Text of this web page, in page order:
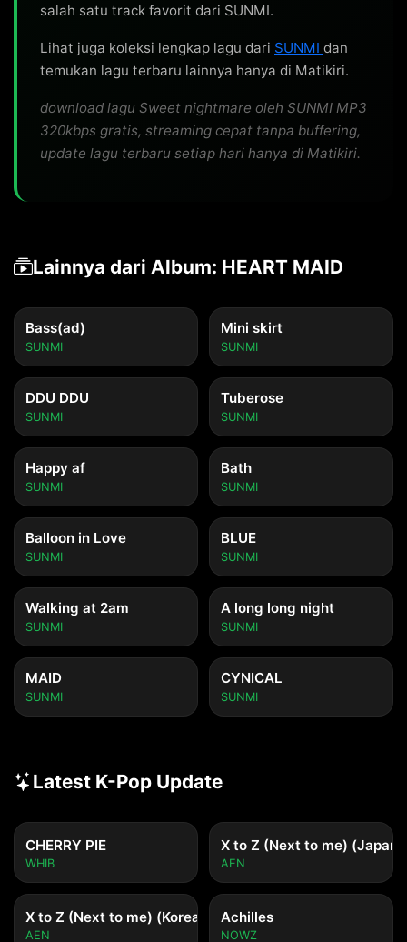
salah satu track favorit dari SUNMI.
Lihat juga koleksi lengkap lagu dari SUNMI dan
temukan lagu terbaru lainnya hanya di Matikiri.
download lagu Sweet nightmare oleh SUNMI MP3
320kbps gratis, streaming cepat tanpa buffering,
update lagu terbaru setiap hari hanya di Matikiri.
Lainnya dari Album: HEART MAID
Bass(ad)
SUNMI
Mini skirt
SUNMI
DDU DDU
SUNMI
Tuberose
SUNMI
Happy af
SUNMI
Bath
SUNMI
Balloon in Love
SUNMI
BLUE
SUNMI
Walking at 2am
SUNMI
A long long night
SUNMI
MAID
SUNMI
CYNICAL
SUNMI
Latest K-Pop Update
CHERRY PIE
WHIB
X to Z (Next to me)
AEN
X to Z (Next to me) (Korean ver.)
AEN
Achilles
NOWZ